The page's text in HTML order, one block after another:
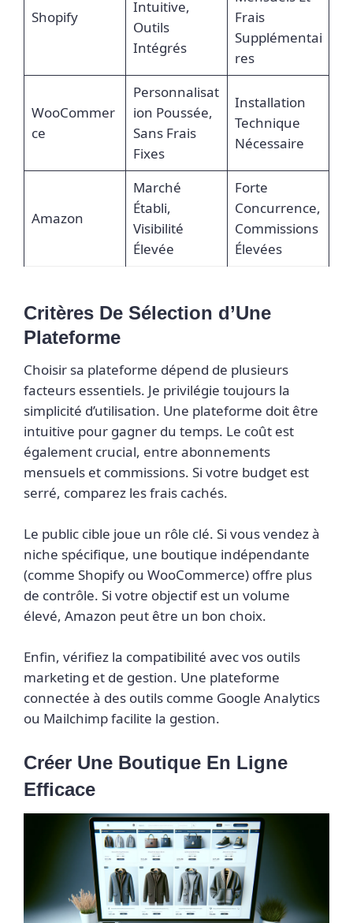
Shopify
Intuitive,
Outils
Intégrés
Frais
Supplémentai
Res
WooCommer
Ce
Personnalisat
Ion Poussée,
Sans Frais
Fixes
Installation
Technique
Nécessaire
Amazon
Marché
Établi,
Visibilité
Élevée
Forte
Concurrence,
Commissions
Élevées
Critères De Sélection d’Une
Plateforme
Choisir sa plateforme dépend de plusieurs
facteurs essentiels. Je privilégie toujours la
simplicité d’utilisation. Une plateforme doit être
intuitive pour gagner du temps. Le coût est
également crucial, entre abonnements
mensuels et commissions. Si votre budget est
serré, comparez les frais cachés.
Le public cible joue un rôle clé. Si vous vendez à
niche spécifique, une boutique indépendante
(comme Shopify ou WooCommerce) offre plus
de contrôle. Si votre objectif est un volume
élevé, Amazon peut être un bon choix.
Enfin, vérifiez la compatibilité avec vos outils
marketing et de gestion. Une plateforme
connectée à des outils comme Google Analytics
ou Mailchimp facilite la gestion.
Créer Une Boutique En Ligne
Efficace